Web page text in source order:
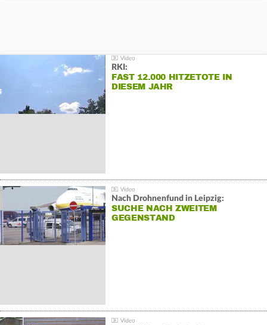
RKI:
FAST 12.000 HITZETOTE IN
DIESEM JAHR
Nach Drohnenfund in Leipzig:
SUCHE NACH ZWEITEM
GEGENSTAND